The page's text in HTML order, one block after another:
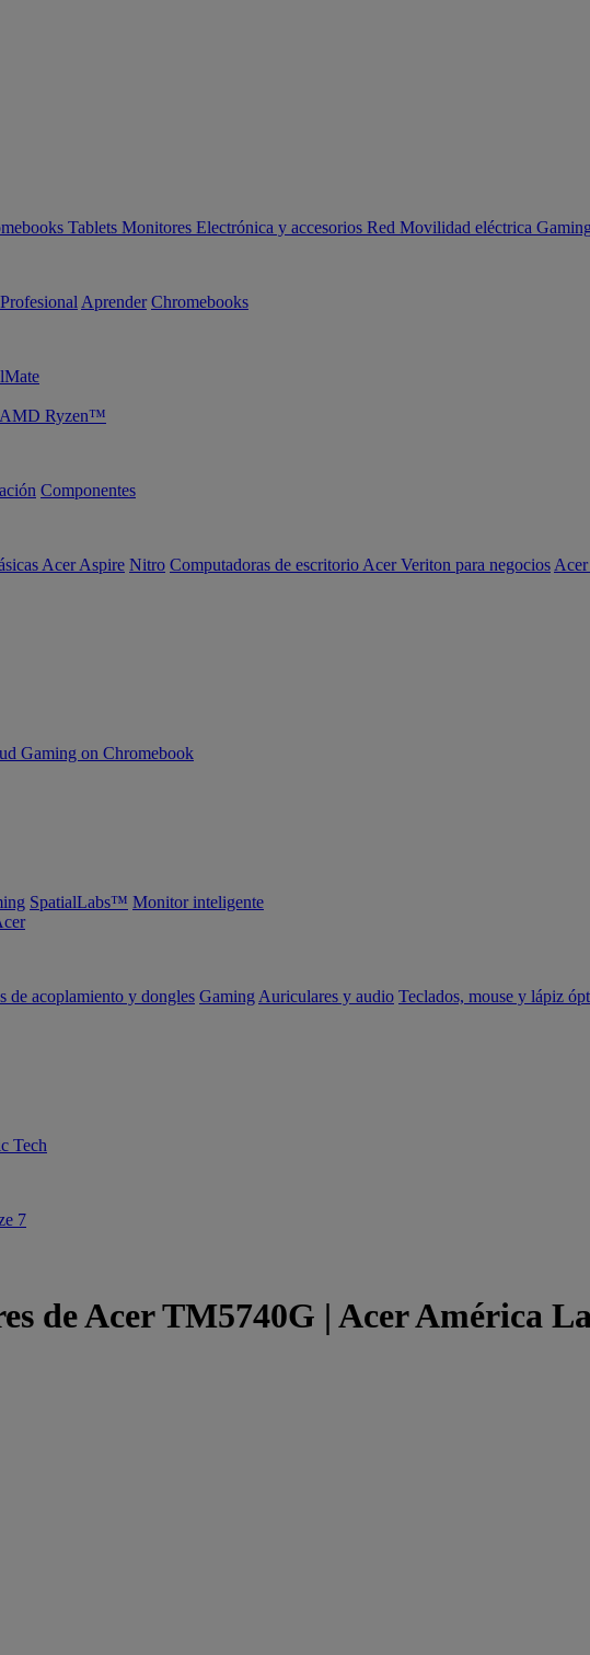
Tablets Monitores Electrónica y accesorios Red Movilidad eléctrica
Profesional Aprender Chromebooks
AMD Ryzen™
Componentes
Acer Aspire Nitro Computadoras de escritorio Acer Veriton para negocios
Gaming on Chromebook
SpatialLabs™ Monitor inteligente
de acoplamiento y dongles Gaming Auriculares y audio Teclados, mouse y lápiz
Tech
7
de Acer TM5740G | Acer América